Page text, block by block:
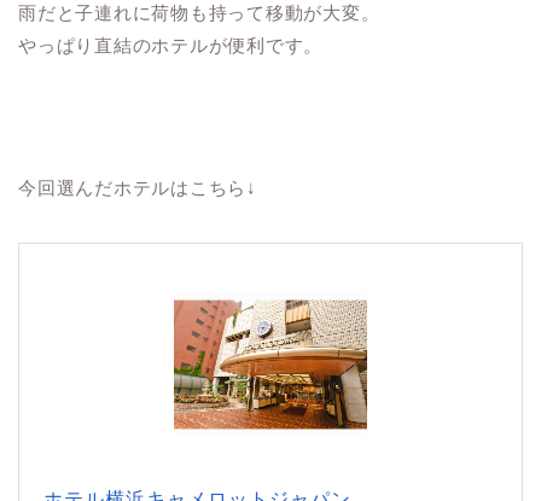
雨だと子連れに荷物も持って移動が大変。
やっぱり直結のホテルが便利です。
今回選んだホテルはこちら↓